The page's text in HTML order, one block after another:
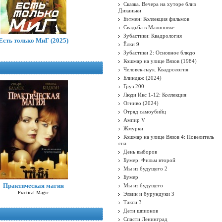
только МиГ (2025)
Практическая магия
Practical Magic
Сказка. Вечера на хуторе близ
Диканьки
Бэтмен: Коллекция фильмов
Свадьба в Малиновке
Зубастики: Квадрология
Ёлки 9
Зубастики 2: Основное блюдо
Кошмар на улице Вязов (1984)
Человек-паук. Квадрология
Блиндаж (2024)
Груз 200
Люди Икс 1-12: Коллекция
Огниво (2024)
Отряд самоубийц
Ампир V
Жмурки
Кошмар на улице Вязов 4: Повелитель
сна
День выборов
Бумер: Фильм второй
Мы из будущего 2
Бумер
Мы из будущего
Элвин и бурундуки 3
Такси 3
Дети шпионов
Спасти Ленинград